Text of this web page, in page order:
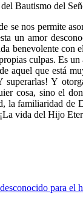
Bautismo del
se nos permite
un amor
benevolente con
culpas. Es
aquel que está
superarlas! Y
cosa, sino el
la familiaridad de
vida del Hijo
para el